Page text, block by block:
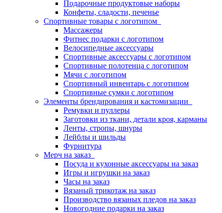
Подарочные продуктовые наборы
Конфеты, сладости, печенье
Спортивные товары с логотипом
Массажеры
Фитнес подарки с логотипом
Велосипедные аксессуары
Спортивные аксессуары с логотипом
Спортивные полотенца с логотипом
Мячи с логотипом
Спортивный инвентарь с логотипом
Спортивные сумки с логотипом
Элементы брендирования и кастомизации
Ремувки и пуллеры
Заготовки из ткани, детали кроя, карманы
Ленты, стропы, шнуры
Лейблы и шильды
Фурнитура
Мерч на заказ
Посуда и кухонные аксессуары на заказ
Игры и игрушки на заказ
Часы на заказ
Вязаный трикотаж на заказ
Производство вязаных пледов на заказ
Новогодние подарки на заказ